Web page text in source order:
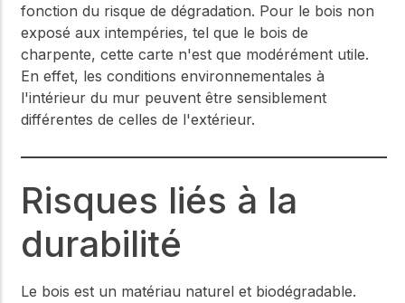
fonction du risque de dégradation. Pour le bois non
exposé aux intempéries, tel que le bois de
charpente, cette carte n'est que modérément utile.
En effet, les conditions environnementales à
l'intérieur du mur peuvent être sensiblement
différentes de celles de l'extérieur.
Risques liés à la
durabilité
Le bois est un matériau naturel et biodégradable.